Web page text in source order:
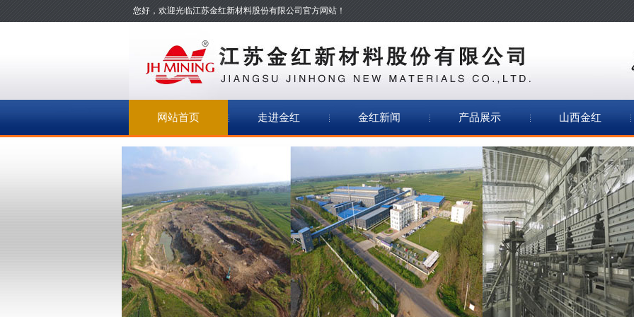
您好，欢迎光临江苏金红新材料股份有限公司官方网站！
网站首页 走进金红 金红新闻 产品展示 山西金红